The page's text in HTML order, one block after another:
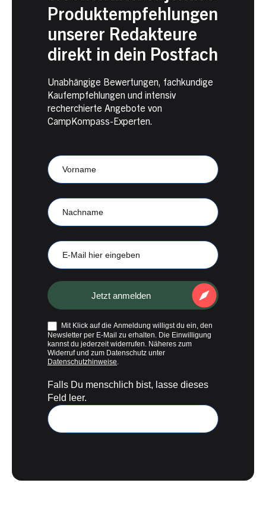
Produktempfehlungen
unserer Redakteure
direkt in dein Postfach
Unabhängige Bewertungen, fachkundige
Kaufempfehlungen und intensiv
recherchierte Angebote von
CampKompass-Experten.
CampKompass
Vorname
Nachname
Mail
Jetzt anmelden
Mit Klick auf die Anmeldung willigst du ein, den
Newsletter per E-Mail zu erhalten. Die Einwilligung
kannst du jederzeit widerrufen. Näheres zum
Widerruf und zum Datenschutz unter
Datenschutzhinweise.
Falls Du menschlich bist, lasse dieses
Feld leer.